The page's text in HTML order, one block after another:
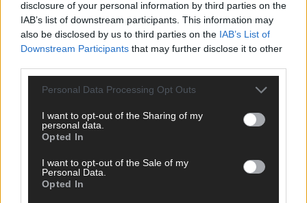
disclosure of your personal information by third parties on the
IAB’s list of downstream participants. This information may
also be disclosed by us to third parties on the IAB’s List of
Downstream Participants that may further disclose it to other
Personal Data Processing Opt Outs
I want to opt-out of the Sharing of my
personal data.
Opted In
I want to opt-out of the Sale of my
Personal Data.
Opted In
SCHNELL ZUM RESSORT
Nachrichten
Wirtschaft
Ratgeber
Kommentar
Eurovision
FLASH – DAS VIDEOPORTAL